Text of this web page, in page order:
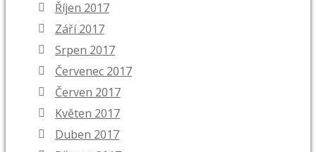
Říjen 2017
Září 2017
Srpen 2017
Červenec 2017
Červen 2017
Květen 2017
Duben 2017